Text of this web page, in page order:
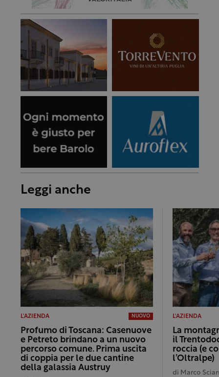
Leggi anche
L'AZIENDA NUOVO
Profumo di Toscana: Casenuove
e Petreto brindano a un nuovo
percorso comune. Prima uscita
di coppia per le due cantine
della galassia Austruy
L'AZIENDA
La
il
roccia (e
l’Oltralpe)
di Marco